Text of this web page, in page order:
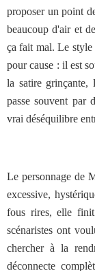
proposer un point
beaucoup d'air et
ça fait mal. Le style
pour cause : il est
la satire grinçante,
passe souvent par
vrai déséquilibre
Le personnage de
excessive,
fous rires, elle
scénaristes ont
chercher à la
déconnecte